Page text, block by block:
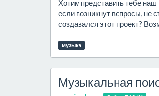
Хотим представить тебе
если возникнут вопросы, не
создавался этот проект?
музыка
Музыкальная